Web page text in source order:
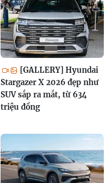
[GALLERY] Hyundai
Stargazer X 2026 đẹp như
SUV sắp ra mắt, từ 634
triệu đồng